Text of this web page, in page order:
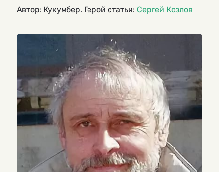
Автор: Кукумбер. Герой статьи: Сергей Козлов